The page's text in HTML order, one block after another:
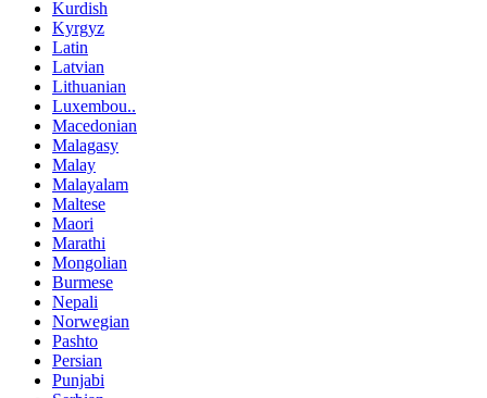
Kurdish
Kyrgyz
Latin
Latvian
Lithuanian
Luxembou..
Macedonian
Malagasy
Malay
Malayalam
Maltese
Maori
Marathi
Mongolian
Burmese
Nepali
Norwegian
Pashto
Persian
Punjabi